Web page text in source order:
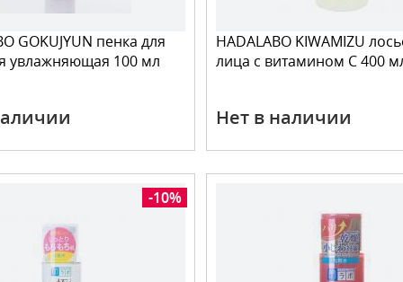
GOKUJYUN пенка для
увлажняющая 100 мл
HADALABO KIWAMIZU
лица с витамином С 400
Нет в наличии
-10%